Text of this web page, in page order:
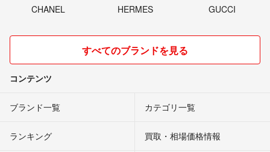
CHANEL HERMES GUCCI
すべてのブランドを見る
コンテンツ
ブランド一覧 カテゴリ一覧
ランキング 買取・相場価格情報